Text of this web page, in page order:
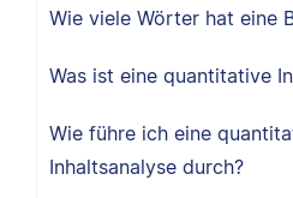
Wie viele Wörter hat eine
Was ist eine quantitative
Wie führe ich eine
Inhaltsanalyse durch?